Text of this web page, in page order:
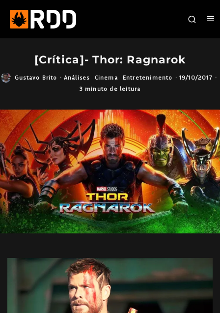
[Crítica]- Thor: Ragnarok
Gustavo Brito · Análises Cinema Entretenimento · 19/10/2017 ·
3 minuto de leitura